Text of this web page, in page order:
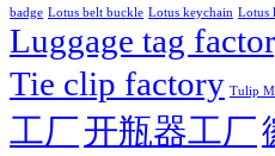
badge Lotus belt buckle Lotus keychain Lotus
Luggage tag
Tie clip factory Tulip
工厂开瓶器工厂